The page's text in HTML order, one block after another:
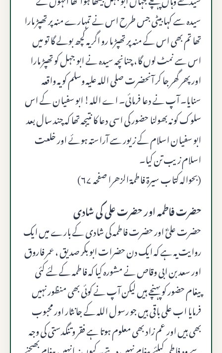
سیدہ سے کہا بیٹی جس طرح اس نے تمہارے منہ پر تھپڑ مارا
تھا تم بھی اس کے منہ پر تھپڑ ما رو اگر یہ کچھ بولے گا تو میں
اس سے نمٹ لوں گا، چنانچہ سیدہ نے ابو جہل کو تھپڑ مارا
اور پھر گھر جا کر آنحضرت صلى الله عليه وسلم کو یہ واقعہ
سنایا۔ آپ نے دعا فرمائی۔ اے الله! ابو سفیان کے اس
سلوک کو نہ بھولنا حضور کی اسی دعا کا نتیجہ تھا کہ چند سال بعد
ابو سفیان اسلام کے زیور سے آراستہ ہوئے اور خلعت
اسلام زیب تن کیا۔
(بحوالہ کتاب سيرة فاطمۃ الزھرا صفحہ ۶۷)
حضرت فاطمہ اور حضرت علی کی شادی
حضرت علیؓ اور حضرت فاطمہ کی شادی کے بارے میں ایک
روایت یہ ہے کہ ایک دن حضرات ابو بکر صدیق ، عمر فاروق
اور سعد بن ابی وقاص نے مشورہ کیا کہ فاطمہ کے لئے کئی
پیغام حضور کو پہنچے ہیں لیکن آپ نے کوئی بھی منظور نہیں
فرمایا اب علی باقی ہیں جو رسول الله کے جانثار اور محبوب
بھی ہیں اور عم زاد بھی معلوم ہوتا ہے فقر و تنگدستی کی وجہ